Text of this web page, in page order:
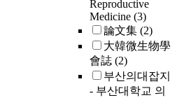
Reproductive
Medicine (3)
論文集 (2)
大韓微生物學
會誌 (2)
부산의대잡지
- 부산대학교 의